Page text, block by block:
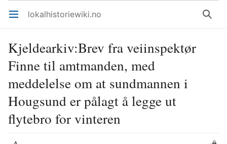
Åpne hovedmenyen lokalhistoriewiki.no Søk
Kjeldearkiv:Brev fra veiinspektør
Finne til amtmanden, med
meddelelse om at sundmannen i
Hougsund er pålagt å legge ut
flytebro for vinteren